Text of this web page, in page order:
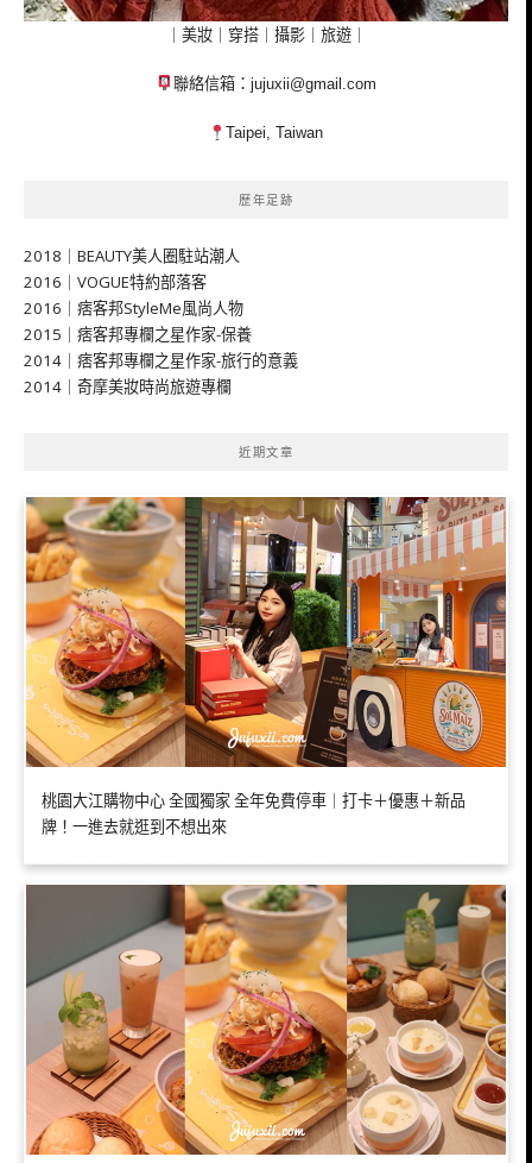
｜美妝｜穿搭｜攝影｜旅遊｜
聯絡信箱： jujuxii@gmail.com
Taipei, Taiwan
歷年足跡
2018｜BEAUTY美人圈駐站潮人
2016｜VOGUE特約部落客
2016｜痞客邦StyleMe風尚人物
2015｜痞客邦專欄之星作家-保養
2014｜痞客邦專欄之星作家-旅行的意義
2014｜奇摩美妝時尚旅遊專欄
近期文章
桃園大江購物中心 全國獨家 全年免費停車｜打卡＋優惠＋新品
牌！一進去就逛到不想出來